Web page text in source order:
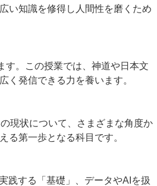
い知識を修得し人間性を磨くため
す。この授業では、神道や日本文
く発信できる力を養います。
現状について、さまざまな角度か
る第一歩となる科目です。
践する「基礎」、データやAIを扱